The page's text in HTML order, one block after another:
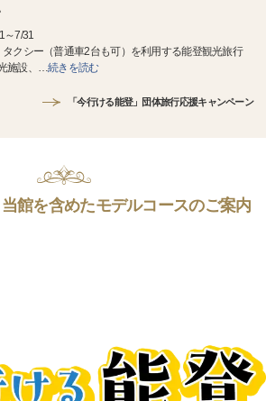
～7/31
クシー（普通車2台も可）を利用する能登観光旅行
施設、 …続きを読む
「今行ける能登」団体旅行応援キャンペーン
当館を含めたモデルコースのご案内